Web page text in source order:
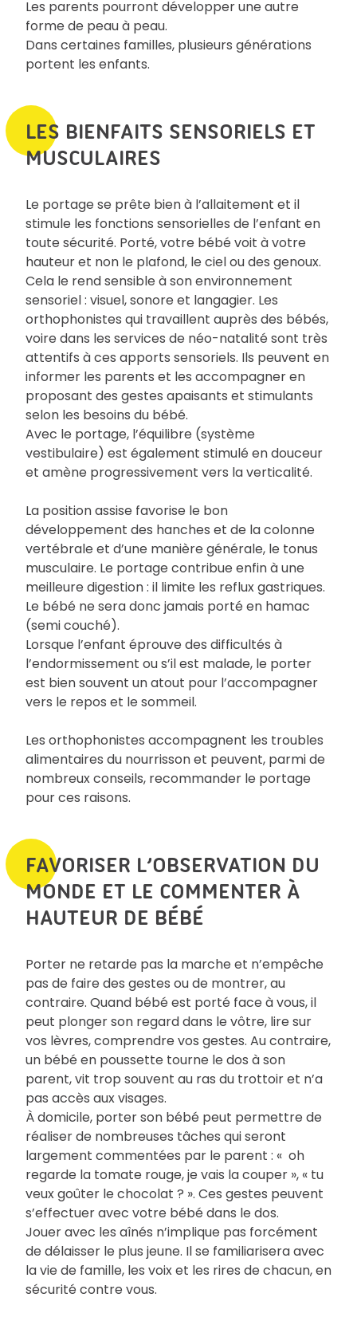
Les parents pourront développer une autre
forme de peau à peau.
Dans certaines familles, plusieurs générations
portent les enfants.
LES BIENFAITS SENSORIELS ET
MUSCULAIRES
Le portage se prête bien à l’allaitement et il
stimule les fonctions sensorielles de l’enfant en
toute sécurité. Porté, votre bébé voit à votre
hauteur et non le plafond, le ciel ou des genoux.
Cela le rend sensible à son environnement
sensoriel : visuel, sonore et langagier. Les
orthophonistes qui travaillent auprès des bébés,
voire dans les services de néo-natalité sont très
attentifs à ces apports sensoriels. Ils peuvent en
informer les parents et les accompagner en
proposant des gestes apaisants et stimulants
selon les besoins du bébé.
Avec le portage, l’équilibre (système
vestibulaire) est également stimulé en douceur
et amène progressivement vers la verticalité.
La position assise favorise le bon
développement des hanches et de la colonne
vertébrale et d’une manière générale, le tonus
musculaire. Le portage contribue enfin à une
meilleure digestion : il limite les reflux gastriques.
Le bébé ne sera donc jamais porté en hamac
(semi couché).
Lorsque l’enfant éprouve des difficultés à
l’endormissement ou s’il est malade, le porter
est bien souvent un atout pour l’accompagner
vers le repos et le sommeil.
Les orthophonistes accompagnent les troubles
alimentaires du nourrisson et peuvent, parmi de
nombreux conseils, recommander le portage
pour ces raisons.
FAVORISER L’OBSERVATION DU
MONDE ET LE COMMENTER À
HAUTEUR DE BÉBÉ
Porter ne retarde pas la marche et n’empêche
pas de faire des gestes ou de montrer, au
contraire. Quand bébé est porté face à vous, il
peut plonger son regard dans le vôtre, lire sur
vos lèvres, comprendre vos gestes. Au contraire,
un bébé en poussette tourne le dos à son
parent, vit trop souvent au ras du trottoir et n’a
pas accès aux visages.
À domicile, porter son bébé peut permettre de
réaliser de nombreuses tâches qui seront
largement commentées par le parent : « oh
regarde la tomate rouge, je vais la couper », « tu
veux goûter le chocolat ? ». Ces gestes peuvent
s’effectuer avec votre bébé dans le dos.
Jouer avec les aînés n’implique pas forcément
de délaisser le plus jeune. Il se familiarisera avec
la vie de famille, les voix et les rires de chacun, en
sécurité contre vous.